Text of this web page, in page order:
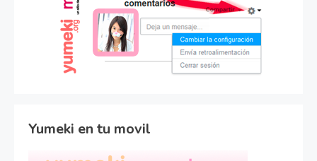
Yumeki en tu movil